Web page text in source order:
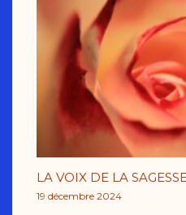
LA VOIX DE LA SAGESSE
19 décembre 2024